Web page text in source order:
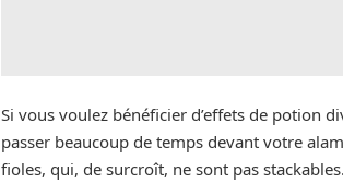
Si vous voulez bénéficier d’effets de potion
passer beaucoup de temps devant votre
fioles, qui, de surcroît, ne sont pas